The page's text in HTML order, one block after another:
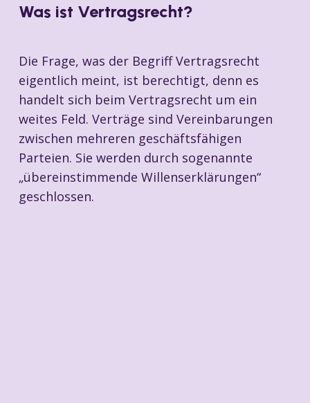
Was ist Vertragsrecht?
Die Frage, was der Begriff Vertragsrecht
eigentlich meint, ist berechtigt, denn es
handelt sich beim Vertragsrecht um ein
weites Feld. Verträge sind Vereinbarungen
zwischen mehreren geschäftsfähigen
Parteien. Sie werden durch sogenannte
„übereinstimmende Willenserklärungen“
geschlossen.